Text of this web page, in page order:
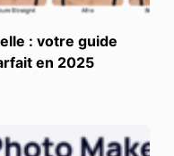
: votre guide
en 2025